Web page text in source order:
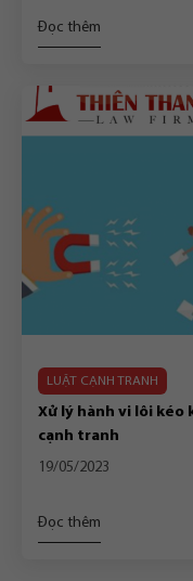
Đọc thêm
LUẬT CẠNH TRANH
Xử lý hành vi lôi
cạnh tranh
19/05/2023
Đọc thêm